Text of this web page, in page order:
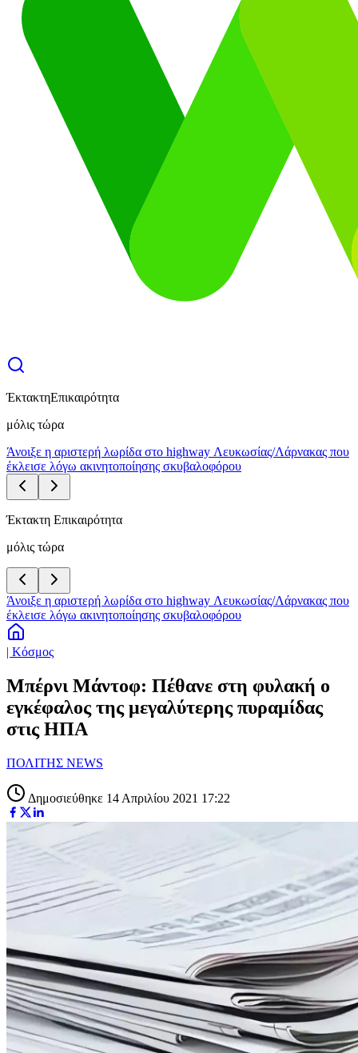
ΈκτακτηΕπικαιρότητα
μόλις τώρα
Άνοιξε η αριστερή λωρίδα στο highway Λευκωσίας/Λάρνακας που
έκλεισε λόγω ακινητοποίησης σκυβαλοφόρου
Έκτακτη Επικαιρότητα
μόλις τώρα
Άνοιξε η αριστερή λωρίδα στο highway Λευκωσίας/Λάρνακας που
έκλεισε λόγω ακινητοποίησης σκυβαλοφόρου
| Κόσμος
Μπέρνι Μάντοφ: Πέθανε στη φυλακή ο
εγκέφαλος της μεγαλύτερης πυραμίδας
στις ΗΠΑ
ΠΟΛΙΤΗΣ NEWS
Δημοσιεύθηκε 14 Απριλίου 2021 17:22